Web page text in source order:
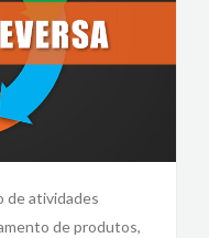
de atividades
de produtos,